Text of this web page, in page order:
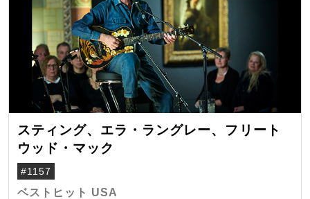
スティング、エラ・ラングレー、フリート
ウッド・マック
#1157
ベストヒット USA